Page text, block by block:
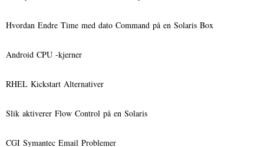
Hvordan Endre Time med dato Command på en Solaris Box
Android CPU -kjerner
RHEL Kickstart Alternativer
Slik aktiverer Flow Control på en Solaris
CGI Symantec Email Problemer